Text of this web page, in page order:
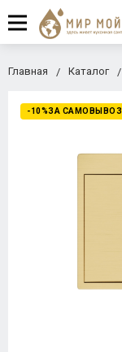
Главная Каталог
-10%ЗА САМОВЫВОЗ